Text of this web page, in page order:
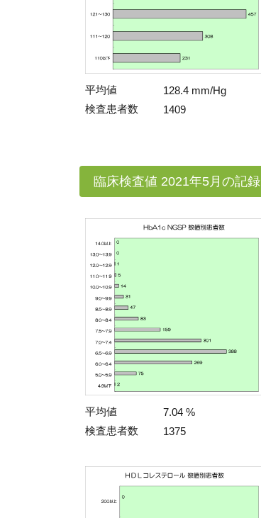
平均値
128.4 mm/Hg
検査患者数
1409
臨床検査値 2021年5月の記録
平均値
7.04 %
検査患者数
1375